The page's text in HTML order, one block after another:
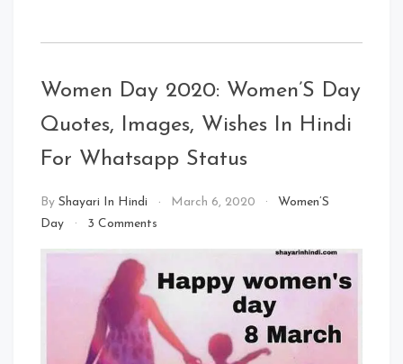
Women Day 2020: Women’S Day
Quotes, Images, Wishes In Hindi
For Whatsapp Status
By Shayari In Hindi March 6, 2020
Women’S
Day
3 Commentson
2020:
Women’S
Day
Quotes,
Images,